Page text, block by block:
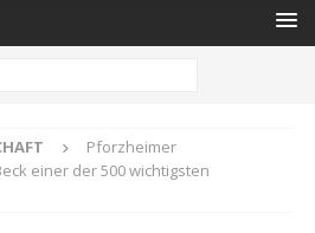
Pforzheimer
einer der 500 wichtigsten